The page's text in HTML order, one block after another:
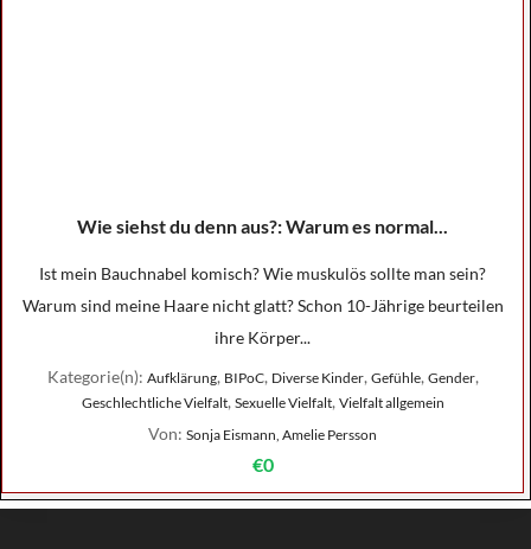
Wie siehst du denn aus?: Warum es normal...
Ist mein Bauchnabel komisch? Wie muskulös sollte man sein?
Warum sind meine Haare nicht glatt? Schon 10-Jährige beurteilen
ihre Körper...
Kategorie(n): Aufklärung, BIPoC, Diverse Kinder, Gefühle, Gender,
Geschlechtliche Vielfalt, Sexuelle Vielfalt, Vielfalt allgemein
Von: Sonja Eismann, Amelie Persson
€0